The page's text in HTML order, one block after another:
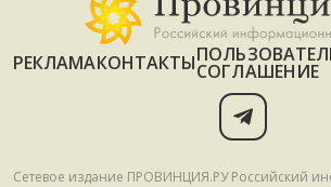
РЕКЛАМАКОНТАКТЫСОГЛАШЕНИЕ
Сетевое издание ПРОВИНЦИЯ.РУ Российский